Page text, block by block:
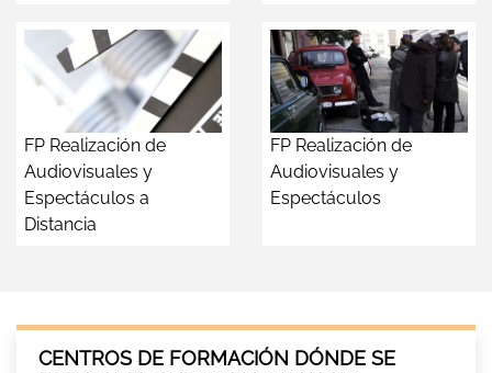
FP Realización de
Audiovisuales y
Espectáculos a
Distancia
FP Realización de
Audiovisuales y
Espectáculos
CENTROS DE FORMACIÓN DÓNDE SE